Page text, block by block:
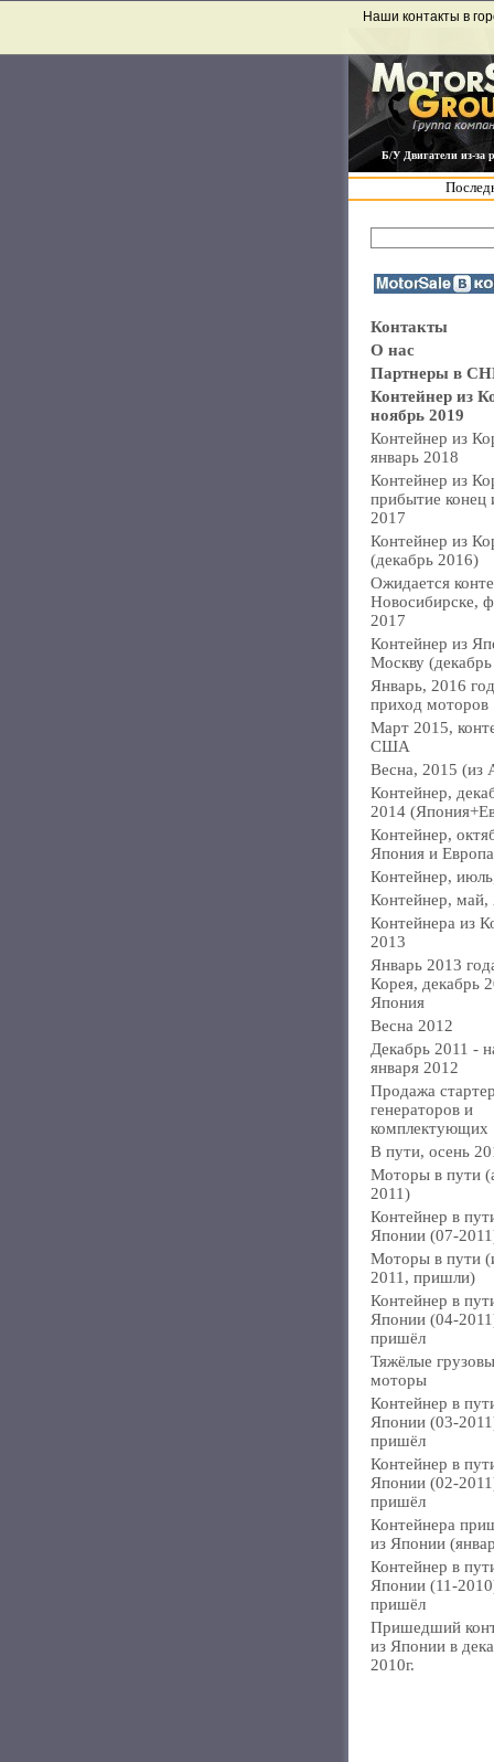
Б/У Двигатели из-за
Наши контакты в
Контакты
О нас
Партнеры в
Контейнер из
ноябрь 2019
Контейнер из
январь 2018
Контейнер из
прибытие конец
2017
Контейнер из
(декабрь 2016)
Ожидается
Новосибирске,
2017
Контейнер из
Москву
Январь, 2016
приход моторов
Март 2015,
США
Весна, 2015 (из
Контейнер,
2014
Контейнер,
Япония и
Контейнер,
Контейнер, май,
Контейнера из
2013
Январь 2013
Корея, декабрь
Япония
Весна 2012
Декабрь 2011 -
января 2012
Продажа
генераторов и
комплектующих
В пути, осень
Моторы в пути
2011)
Контейнер в
Японии (07-
Моторы в пути
2011, пришли)
Контейнер в
Японии (04-
пришёл
Тяжёлые
моторы
Контейнер в
Японии (03-
пришёл
Контейнер в
Японии (02-
пришёл
Контейнера
из Японии
Контейнер в
Японии (11-
пришёл
Пришедший
из Японии в
2010г.